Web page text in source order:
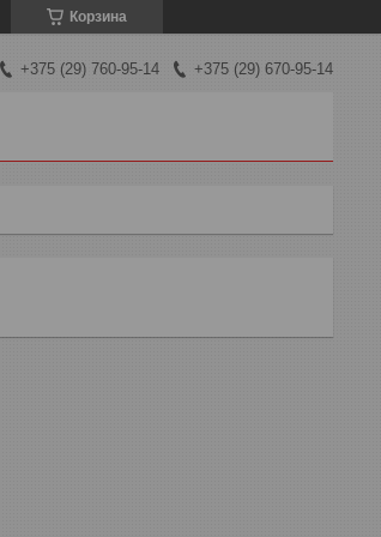
Корзина
+375 (29) 760-95-14 +375 (29) 670-95-14